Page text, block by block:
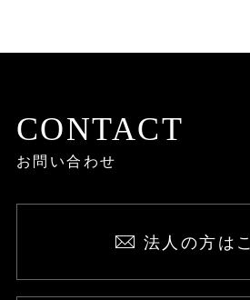
取得した個人情報は、
情報が漏洩しないよう
業員だけでなく委託業者
国内外を問わず、法令
三者に情報を提供しませ
CONTACT
お問い合わせ
法人の方は